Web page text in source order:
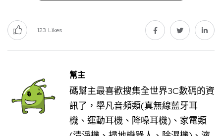
123 Likes
幫主
碼幫主最喜歡搜集全世界3C數碼的資
訊了，舉凡音頻類(真無線藍牙耳
機、運動耳機、降噪耳機)、家電類